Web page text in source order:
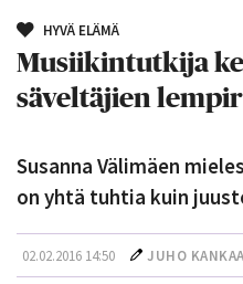
HYVÄ ELÄMÄ
Musiikintutkija
säveltäjien
Susanna Välimäen
on yhtä tuhtia kuin
02.02.2016 14:50 JUHO